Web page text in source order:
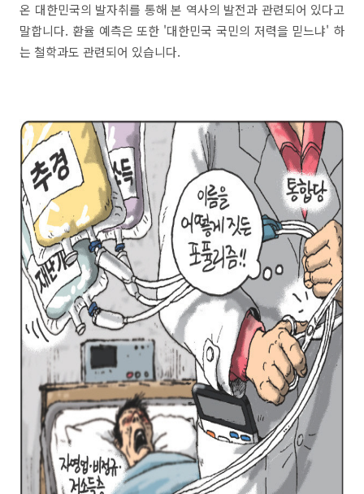
온 대한민국의 발자취를 통해 본 역사의 발전과 관련되어 있다고
말합니다. 환율 예측은 또한 '대한민국 국민의 저력을 믿느냐' 하
는 철학과도 관련되어 있습니다.